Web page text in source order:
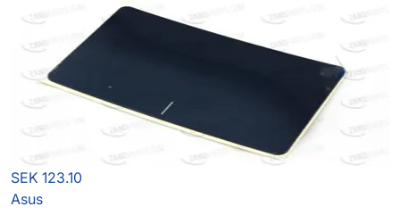
SEK 123.10
Asus